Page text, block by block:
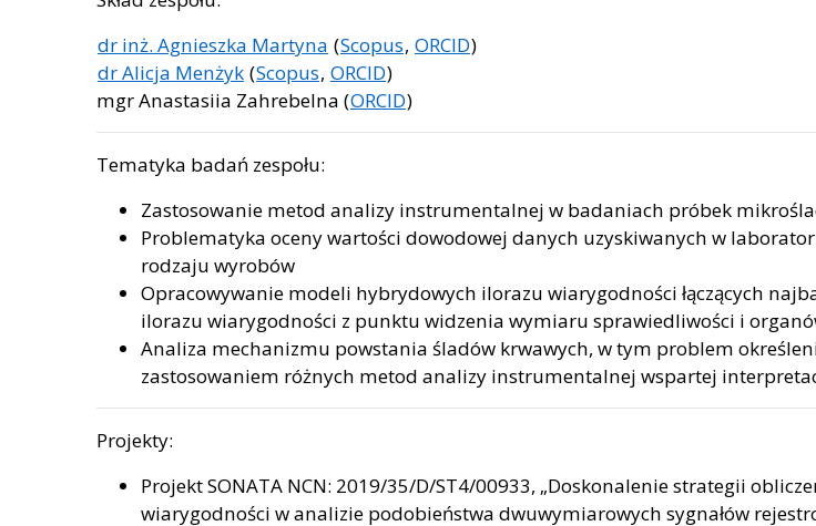
dr inż. Agnieszka Martyna (Scopus, ORCID)
dr Alicja Menżyk (Scopus, ORCID)
mgr Anastasiia Zahrebelna (ORCID)
Tematyka badań zespołu:
Zastosowanie metod analizy instrumentalnej w badaniach próbek
Problematyka oceny wartości dowodowej danych uzyskiwanych w
rodzaju wyrobów
Opracowywanie modeli hybrydowych ilorazu wiarygodności łączących
ilorazu wiarygodności z punktu widzenia wymiaru sprawiedliwości i
Analiza mechanizmu powstania śladów krwawych, w tym problem
zastosowaniem różnych metod analizy instrumentalnej wspartej
Projekty:
Projekt SONATA NCN: 2019/35/D/ST4/00933, „Doskonalenie strategii
wiarygodności w analizie podobieństwa dwuwymiarowych sygnałów